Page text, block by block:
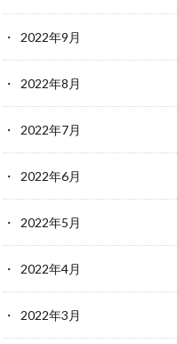
2022年9月
2022年8月
2022年7月
2022年6月
2022年5月
2022年4月
2022年3月